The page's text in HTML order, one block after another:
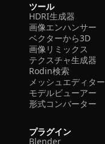
ツール
HDRI生成器
画像エンハンサー
ベクターから3D
画像リミックス
テクスチャ生成器
Rodin検索
メッシュエディター
モデルビューアー
形式コンバーター
プラグイン
Blender